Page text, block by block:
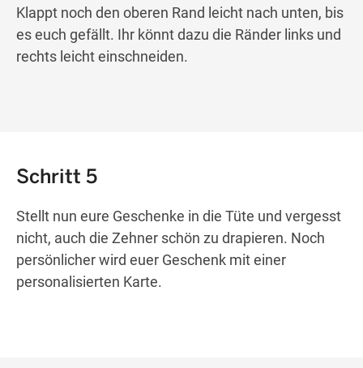
Klappt noch den oberen Rand leicht nach unten, bis
es euch gefällt. Ihr könnt dazu die Ränder links und
rechts leicht einschneiden.
Schritt 5
Stellt nun eure Geschenke in die Tüte und vergesst
nicht, auch die Zehner schön zu drapieren. Noch
persönlicher wird euer Geschenk mit einer
personalisierten Karte.